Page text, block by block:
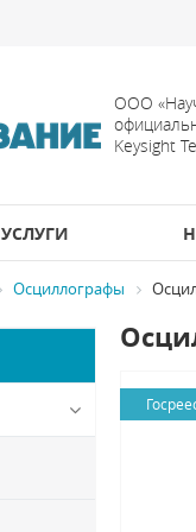
ООО
Keysight
УСЛУГИ
Осциллографы